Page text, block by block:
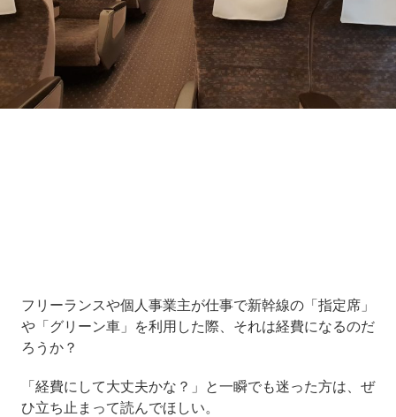
フリーランスや個人事業主が仕事で新幹線の「指定席」
や「グリーン車」を利用した際、それは経費になるのだ
ろうか？
「経費にして大丈夫かな？」と一瞬でも迷った方は、ぜ
ひ立ち止まって読んでほしい。